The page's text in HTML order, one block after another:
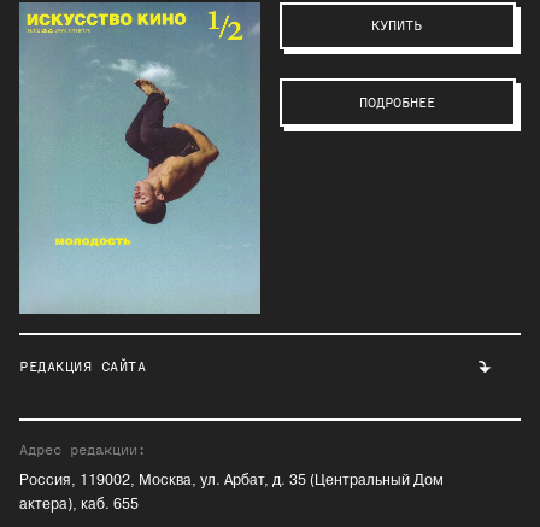
КУПИТЬ
ПОДРОБНЕЕ
РЕДАКЦИЯ САЙТА
Адрес редакции:
Россия, 119002, Москва, ул. Арбат, д. 35 (Центральный Дом
актера), каб. 655